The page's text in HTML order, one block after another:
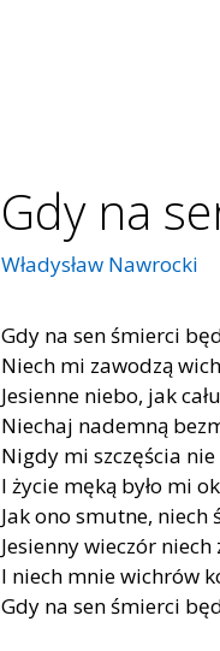
Gdy na
Władysław Nawrocki
Gdy na sen śmierci
Niech mi zawodzą
Jesienne niebo, jak
Niechaj nademną
Nigdy mi szczęścia
I życie męką było mi
Jak ono smutne,
Jesienny wieczór
I niech mnie wichrów
Gdy na sen śmierci